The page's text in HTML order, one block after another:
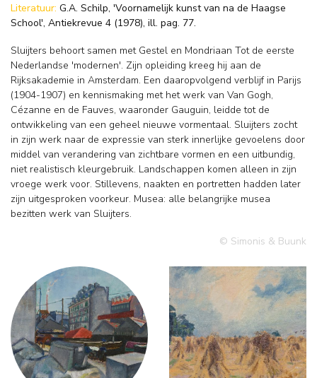
Literatuur: G.A. Schilp, 'Voornamelijk kunst van na de Haagse
School', Antiekrevue 4 (1978), ill. pag. 77.
Sluijters behoort samen met Gestel en Mondriaan Tot de eerste
Nederlandse 'modernen'. Zijn opleiding kreeg hij aan de
Rijksakademie in Amsterdam. Een daaropvolgend verblijf in Parijs
(1904-1907) en kennismaking met het werk van Van Gogh,
Cézanne en de Fauves, waaronder Gauguin, leidde tot de
ontwikkeling van een geheel nieuwe vormentaal. Sluijters zocht
in zijn werk naar de expressie van sterk innerlijke gevoelens door
middel van verandering van zichtbare vormen en een uitbundig,
niet realistisch kleurgebruik. Landschappen komen alleen in zijn
vroege werk voor. Stillevens, naakten en portretten hadden later
zijn uitgesproken voorkeur. Musea: alle belangrijke musea
bezitten werk van Sluijters.
© Simonis & Buunk